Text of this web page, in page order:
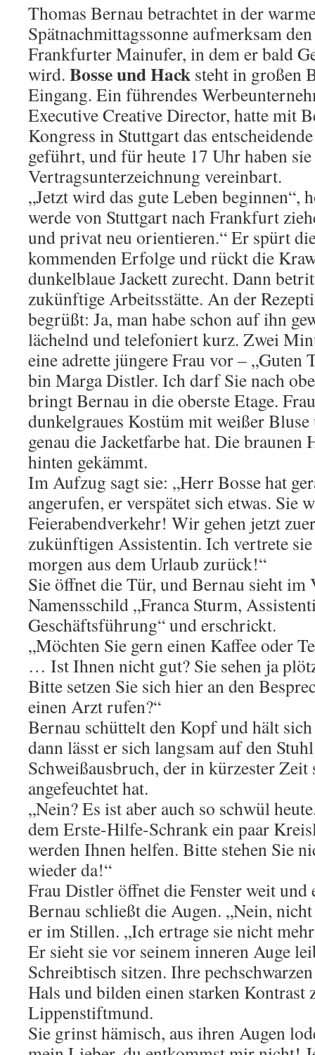
Thomas Bernau betrachtet in der
Spätnachmittagssonne aufmerksam
Frankfurter Mainufer, in dem er bald
wird. Bosse und Hack steht in großen
Eingang. Ein führendes
Executive Creative Director, hatte mit
Kongress in Stuttgart das
geführt, und für heute 17 Uhr haben
Vertragsunterzeichnung vereinbart.
„Jetzt wird das gute Leben beginnen“,
werde von Stuttgart nach Frankfurt
und privat neu orientieren.“ Er spürt
kommenden Erfolge und rückt die
dunkelblaue Jackett zurecht. Dann
zukünftige Arbeitsstätte. An der
begrüßt: Ja, man habe schon auf ihn
lächelnd und telefoniert kurz. Zwei
eine adrette jüngere Frau vor – „Guten
bin Marga Distler. Ich darf Sie nach
bringt Bernau in die oberste Etage.
dunkelgraues Kostüm mit weißer
genau die Jacketfarbe hat. Die braunen
hinten gekämmt.
Im Aufzug sagt sie: „Herr Bosse hat
angerufen, er verspätet sich etwas. Sie
Feierabendverkehr! Wir gehen jetzt
zukünftigen Assistentin. Ich vertrete
morgen aus dem Urlaub zurück!“
Sie öffnet die Tür, und Bernau sieht im
Namensschild „Franca Sturm,
Geschäftsführung“ und erschrickt.
„Möchten Sie gern einen Kaffee oder
… Ist Ihnen nicht gut? Sie sehen ja
Bitte setzen Sie sich hier an den
einen Arzt rufen?“
Bernau schüttelt den Kopf und hält
dann lässt er sich langsam auf den
Schweißausbruch, der in kürzester Zeit
angefeuchtet hat.
„Nein? Es ist aber auch so schwül
dem Erste-Hilfe-Schrank ein paar
werden Ihnen helfen. Bitte stehen Sie
wieder da!“
Frau Distler öffnet die Fenster weit und
Bernau schließt die Augen. „Nein,
er im Stillen. „Ich ertrage sie nicht
Er sieht sie vor seinem inneren Auge
Schreibtisch sitzen. Ihre
Hals und bilden einen starken Kontrast
Lippenstiftmund.
Sie grinst hämisch, aus ihren Augen